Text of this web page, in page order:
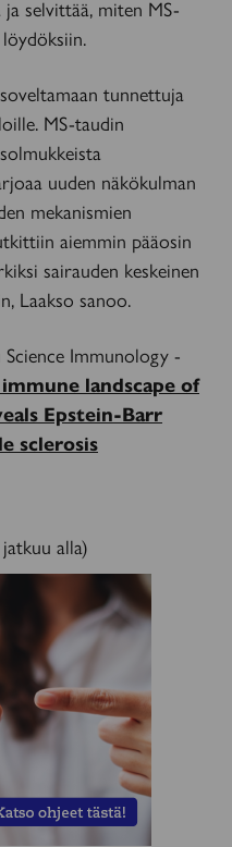
selvittää, miten MS-
tunnettuja
MS-taudin
uuden näkökulman
mekanismien
aiemmin pääosin
sairauden keskeinen
Laakso sanoo.
Immunology -
landscape of
Epstein-Barr
sclerosis
alla)
MAINOS